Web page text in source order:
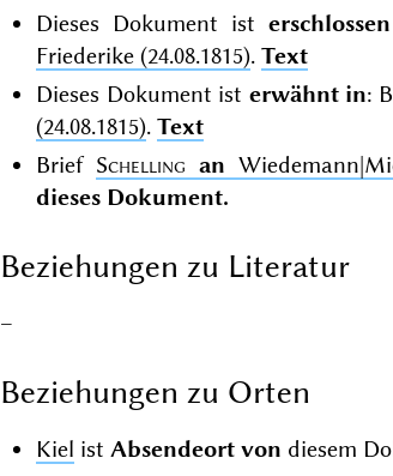
Dieses Dokument ist
Friederike (24.08.1815). Text
Dieses Dokument ist erwähnt in:
(24.08.1815). Text
Brief Schelling an
dieses Dokument.
Beziehungen zu Literatur
–
Beziehungen zu Orten
Kiel ist Absendeort von diesem